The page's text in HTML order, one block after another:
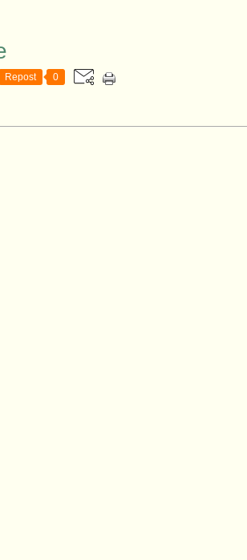
Repost 0